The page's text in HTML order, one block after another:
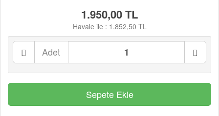
1.950,00 TL
Havale ile : 1.852,50 TL
Adet